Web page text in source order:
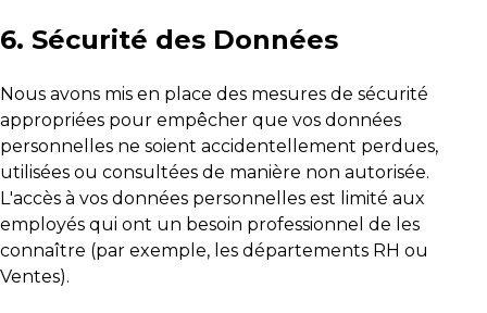
6. Sécurité des Données
Nous avons mis en place des mesures de sécurité
appropriées pour empêcher que vos données
personnelles ne soient accidentellement perdues,
utilisées ou consultées de manière non autorisée.
L'accès à vos données personnelles est limité aux
employés qui ont un besoin professionnel de les
connaître (par exemple, les départements RH ou
Ventes).